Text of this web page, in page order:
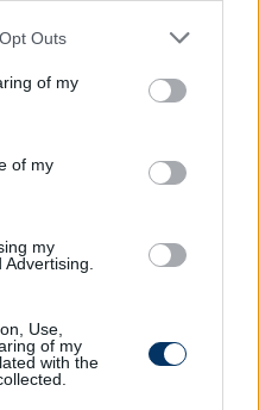
uses one or more Google
You may click to
and its third-party tags to
purposes in below Google
Outs
of my
of my
my
Use,
of my
with the
löketét szedte ki
már kivédekezniük az
követően Man tört be
pedig lesgyanús
lövés a 77. percben
hárította Nita.
után Dragusin
a kapu felé, de